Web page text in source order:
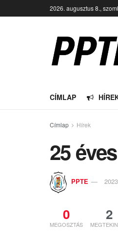
2026. augusztus 8.,
CÍMLAP
Címlap Hírek
25
PPTE
0
MEGOSZTÁS
2